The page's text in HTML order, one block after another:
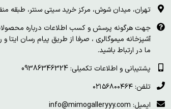
تهران، میدان شوش، مرکز خرید سیتی سنتر، طبقه منفی یک، واحد 92،
جهت هرگونه پرسش و کسب اطلاعات درباره
آشپزخانه میموگالری ، صرفا از طریق پیام رسان
ما در ارتباط باشید.
پشتیبانی و اطلاعات تکمیلی: 09386346324
تلفن: ۰۲۱۵۶۸۰۰۴۶۴
ایمیل: info@mimogalleryyy.com